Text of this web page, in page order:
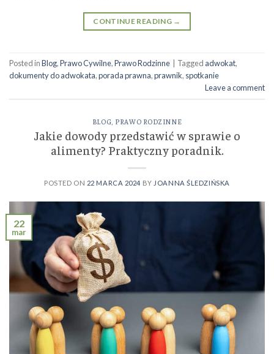
CONTINUE READING →
Posted inBlog,Prawo Cywilne,Prawo Rodzinne Tagged adwokat,
dokumenty do adwokata,porada prawna,prawnik, spotkanie
Leave a comment
BLOG PRAWO RODZINNE
Jakie dowody przedstawić w sprawie o
alimenty? Praktyczny poradnik.
POSTED ON 22 MARCA 2024 BY JOANNA ŚLEDZIŃSKA
22
mar